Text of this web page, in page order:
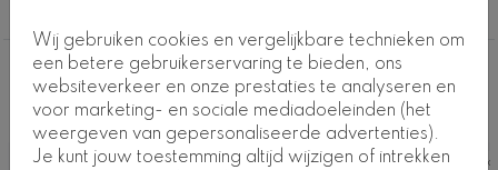
Wij gebruiken cookies en vergelijkbare technieken om
een betere gebruikerservaring te bieden, ons
websiteverkeer en onze prestaties te analyseren en
voor marketing- en sociale mediadoeleinden (het
weergeven van gepersonaliseerde advertenties).
Je kunt jouw toestemming altijd wijzigen of intrekken
de map 'Kinderkamer'. Bestel een eerste proefdruk
om dit ontwerp in het echt te bewonderen.
Kaartcode: 0656b-j
Deze ontwerpen vind je misschien ook
leuk
Kaart